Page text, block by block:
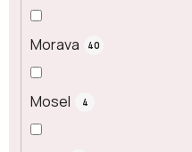
Morava 40
Mosel 4